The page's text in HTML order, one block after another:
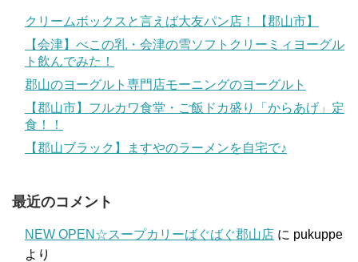
クリームボックスと言えば大友パン店！【郡山市】
【会津】べこの乳・会津の雪ソフトクリーミィヨーグル
ト飲んでみた！
郡山のヨーグルト専門店モーニングのヨーグルト
【郡山市】フルカワ食堂・ご飯ドカ盛り「からあげ」定
食！！
【郡山ブラック】ますやのラーメンを自宅で♪
最近のコメント
NEW OPEN☆スープカリーばぐばぐ郡山店 に pukuppe
より